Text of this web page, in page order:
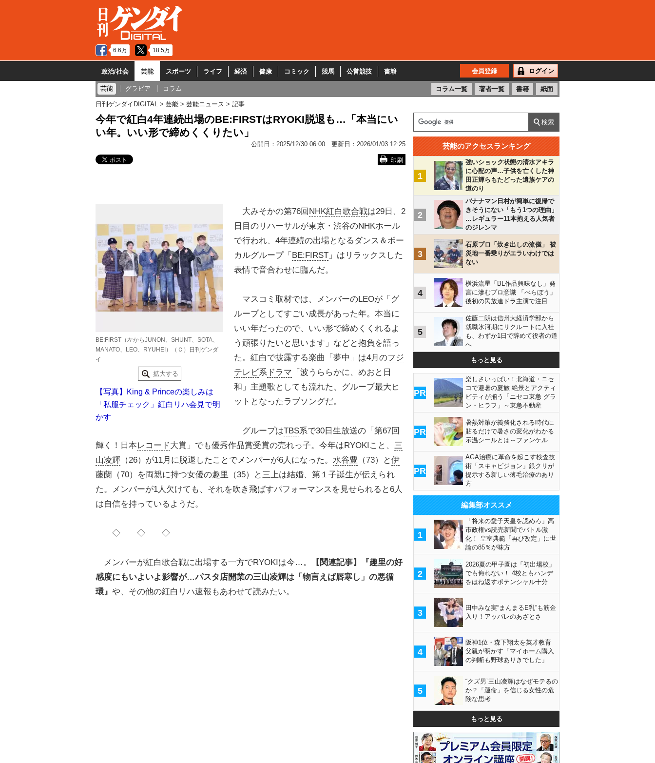
6.6万 18.5万
政治/社会 芸能 スポーツ ライフ 経済 健康 コミック 競馬 公営競技 書籍 会員登録 ログイン
芸能 グラビア コラム コラム一覧 著者一覧 書籍 紙面
日刊ゲンダイDIGITAL 芸能 芸能ニュース 記事
今年で紅白4年連続出場のBE:FIRSTはRYOKI脱退も…「本当にい
い年。いい形で締めくくりたい」
公開日： 2025/12/30 06:00 更新日： 2026/01/03 12:25
印刷
BE:FIRST（左からJUNON、SHUNT、SOTA、
MANATO、LEO、RYUHEI）（Ｃ）日刊ゲンダ
イ
拡大する
【写真】King & Princeの楽しみは
「私服チェック」紅白リハ会見で明
かす
大みそかの第76回 NHK紅白歌合戦は29日、2
日目のリハーサルが東京・渋谷のNHKホール
で行われ、4年連続の出場となるダンス＆ボー
カルグループ「 BE:FIRST 」はリラックスした
表情で音合わせに臨んだ。
マスコミ取材では、メンバーのLEOが「グ
ループとしてすごい成長があった年。本当に
いい年だったので、いい形で締めくくれるよ
う頑張りたいと思います」などと抱負を語っ
た。紅白で披露する楽曲「夢中」は4月のフジ
テレビ系 ドラマ 「波うららかに、めおと日
和」主題歌としても流れた、グループ最大ヒ
ットとなったラブソングだ。
グループはTBS系で30日生放送の「第67回
輝く！日本レコード大賞」でも優秀作品賞受賞の売れっ子。今年はRYOKIこと、 三
山凌輝 （26）が11月に脱退したことでメンバーが6人になった。 水谷豊 （73）と伊
藤蘭 （70）を両親に持つ女優の趣里 （35）と三上は結婚、第１子誕生が伝えられ
た。メンバーが1人欠けても、それを吹き飛ばすパフォーマンスを見せられると6人
は自信を持っているようだ。
◇ ◇ ◇
メンバーが紅白歌合戦に出場する一方でRYOKIは今…。
【関連記事】『趣里の好
感度にもいよいよ影響が…パスタ店開業の三山凌輝は「物言えば唇寒し」の悪循
環』 や、その他の紅白リハ速報もあわせて読みたい。
芸能のアクセスランキング
1
強いショック状態の清水アキラ
に心配の声…子供を亡くした神
田正輝らもたどった遺族ケアの
道のり
2
バナナマン日村が簡単に復帰で
きそうにない「もう1つの理由」
…レギュラー11本抱える人気者
のジレンマ
3
石原プロ「炊き出しの流儀」 被
災地一番乗りがエラいわけでは
ない
4
横浜流星「BL作品興味なし」発
言に滲むプロ意識 「べらぼう」
後初の民放連ドラ主演で注目
5
佐藤二朗は信州大経済学部から
就職氷河期にリクルートに入社
も、わずか1日で辞めて役者の道
へ
もっと見る
PR
楽しさいっぱい！北海道・ニセ
コで避暑の夏旅 絶景とアクティ
ビティが揃う「ニセコ東急 グラ
ン・ヒラフ」～東急不動産
PR
暑熱対策が義務化される時代に
貼るだけで暑さの変化がわかる
示温シールとは～ファンケル
PR
AGA治療に革命を起こす検査技
術「スキャビジョン」銀クリが
提示する新しい薄毛治療のあり
方
編集部オススメ
1
「将来の愛子天皇を認めろ」高
市政権vs読売新聞でバトル激
化！ 皇室典範「再び改定」に世
論の85％が味方
2
2026夏の甲子園は「初出場校」
でも侮れない！ 4校ともハンデ
をはね返すポテンシャル十分
3
田中みな実“まんまるE乳”も筋金
入り！アッパレのあざとさ
4
阪神1位・森下翔太を英才教育
父親が明かす「マイホーム購入
の判断も野球ありきでした」
5
“クズ男”三山凌輝はなぜモテるの
か？「運命」を信じる女性の危
険な思考
もっと見る